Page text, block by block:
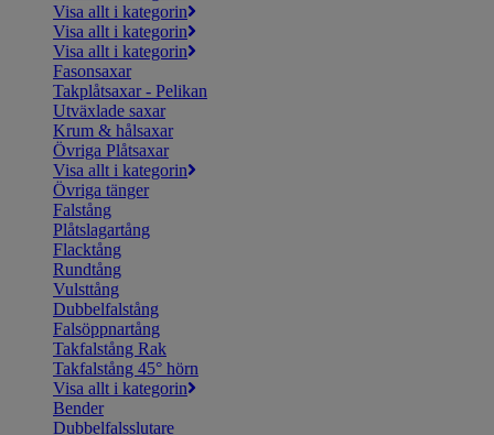
Visa allt i kategorin
Visa allt i kategorin
Visa allt i kategorin
Fasonsaxar
Takplåtsaxar - Pelikan
Utväxlade saxar
Krum & hålsaxar
Övriga Plåtsaxar
Visa allt i kategorin
Övriga tänger
Falstång
Plåtslagartång
Flacktång
Rundtång
Vulsttång
Dubbelfalstång
Falsöppnartång
Takfalstång Rak
Takfalstång 45° hörn
Visa allt i kategorin
Bender
Dubbelfalsslutare